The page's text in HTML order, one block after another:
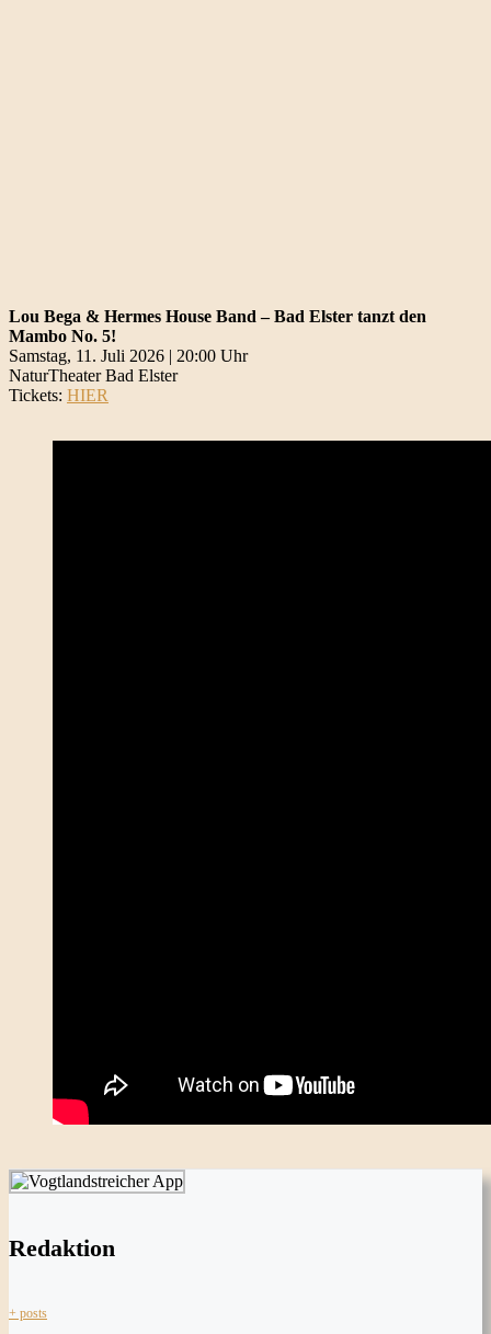
Lou Bega & Hermes House Band – Bad Elster tanzt den
Mambo No. 5!
Samstag, 11. Juli 2026 | 20:00 Uhr
NaturTheater Bad Elster
Tickets: HIER
Redaktion
+ posts